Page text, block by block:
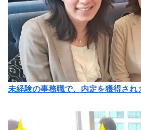
未経験の事務職で、内定を獲得され